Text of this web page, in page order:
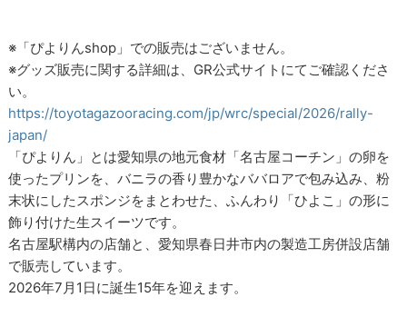
※「ぴよりんshop」での販売はございません。
※グッズ販売に関する詳細は、GR公式サイトにてご確認くださ
い。
https://toyotagazooracing.com/jp/wrc/special/2026/rally-
japan/
「ぴよりん」とは愛知県の地元食材「名古屋コーチン」の卵を
使ったプリンを、バニラの香り豊かなババロアで包み込み、粉
末状にしたスポンジをまとわせた、ふんわり「ひよこ」の形に
飾り付けた生スイーツです。
名古屋駅構内の店舗と、愛知県春日井市内の製造工房併設店舗
で販売しています。
2026年7月1日に誕生15年を迎えます。